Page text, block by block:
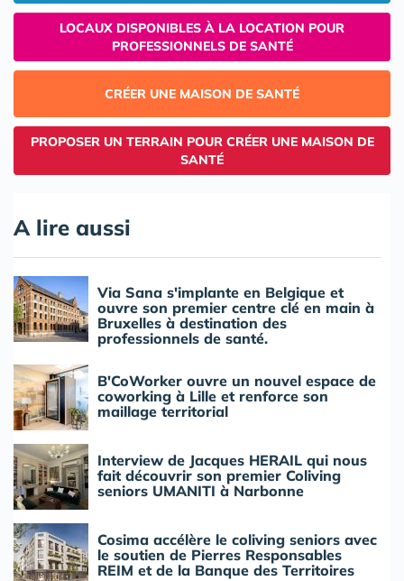
LOCAUX DISPONIBLES À LA LOCATION POUR
PROFESSIONNELS DE SANTÉ
CRÉER UNE MAISON DE SANTÉ
PROPOSER UN TERRAIN POUR CRÉER UNE MAISON DE
SANTÉ
A lire aussi
Via Sana s'implante en Belgique et
ouvre son premier centre clé en main à
Bruxelles à destination des
professionnels de santé.
B'CoWorker ouvre un nouvel espace de
coworking à Lille et renforce son
maillage territorial
Interview de Jacques HERAIL qui nous
fait découvrir son premier Coliving
seniors UMANITI à Narbonne
Cosima accélère le coliving seniors avec
le soutien de Pierres Responsables
REIM et de la Banque des Territoires